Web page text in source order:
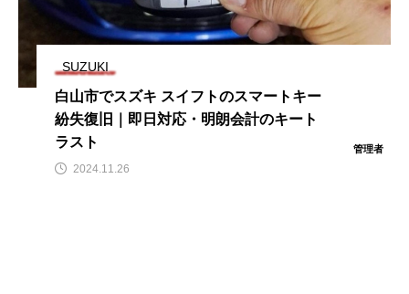
SUZUKI
白山市でスズキ スイフトのスマートキー
紛失復旧｜即日対応・明朗会計のキート
ラスト
管理者
2024.11.26